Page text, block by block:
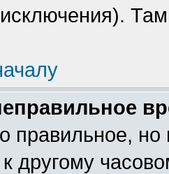
правильное,
другому